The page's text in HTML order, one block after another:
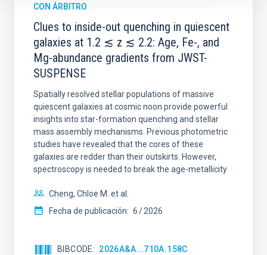
CON ÁRBITRO
Clues to inside-out quenching in quiescent
galaxies at 1.2 ≲ z ≲ 2.2: Age, Fe-, and
Mg-abundance gradients from JWST-
SUSPENSE
Spatially resolved stellar populations of massive
quiescent galaxies at cosmic noon provide powerful
insights into star-formation quenching and stellar
mass assembly mechanisms. Previous photometric
studies have revealed that the cores of these
galaxies are redder than their outskirts. However,
spectroscopy is needed to break the age-metallicity
Cheng, Chloe M. et al.
Fecha de publicación: 6 2026
BIBCODE 2026A&A...710A.158C